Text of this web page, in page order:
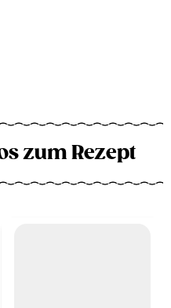
zum Rezept